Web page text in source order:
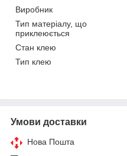
Виробник
Тип матеріалу, що
приклеюється
Стан клею
Тип клею
Умови доставки
Нова Пошта